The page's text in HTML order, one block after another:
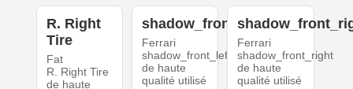
R. Right
Tire
Fat
R. Right Tire
de haute
shadow_front_left
Ferrari
shadow_front_left
de haute
qualité utilisé
Ferrari
shadow_front_right
de haute
qualité utilisé